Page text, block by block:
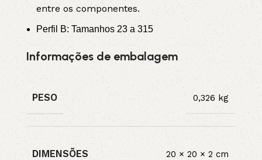
entre os componentes.
Perfil B: Tamanhos 23 a 315
Informações de embalagem
PESO 0,326 kg
DIMENSÕES 20 × 20 × 2 cm